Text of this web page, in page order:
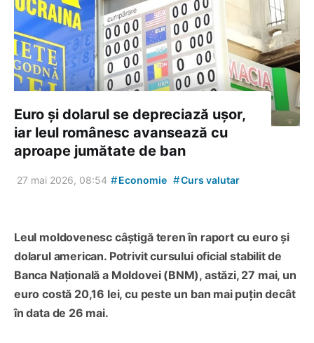
Euro și dolarul se depreciază ușor,
iar leul românesc avansează cu
aproape jumătate de ban
27 mai 2026, 08:54 #Economie #Curs valutar
Leul moldovenesc câștigă teren în raport cu euro și
dolarul american. Potrivit cursului oficial stabilit de
Banca Națională a Moldovei (BNM), astăzi, 27 mai, un
euro costă 20,16 lei, cu peste un ban mai puțin decât
în data de 26 mai.